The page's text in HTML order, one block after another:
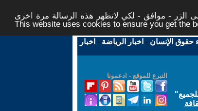
الزر - موافق - لكي لاتظهر هذه الرسالة مرة اخرى -
This website uses cookies to ensure you get the
حقوق الإنسان - اخبار الرياضة - اخبار
التبرع للموقع - ادعمونا
"